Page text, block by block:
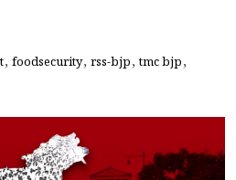
, foodsecurity, rss-bjp,tmc bjp,